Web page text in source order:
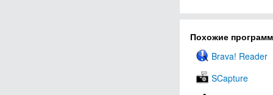
Похожие
Brava! Reader
SCapture